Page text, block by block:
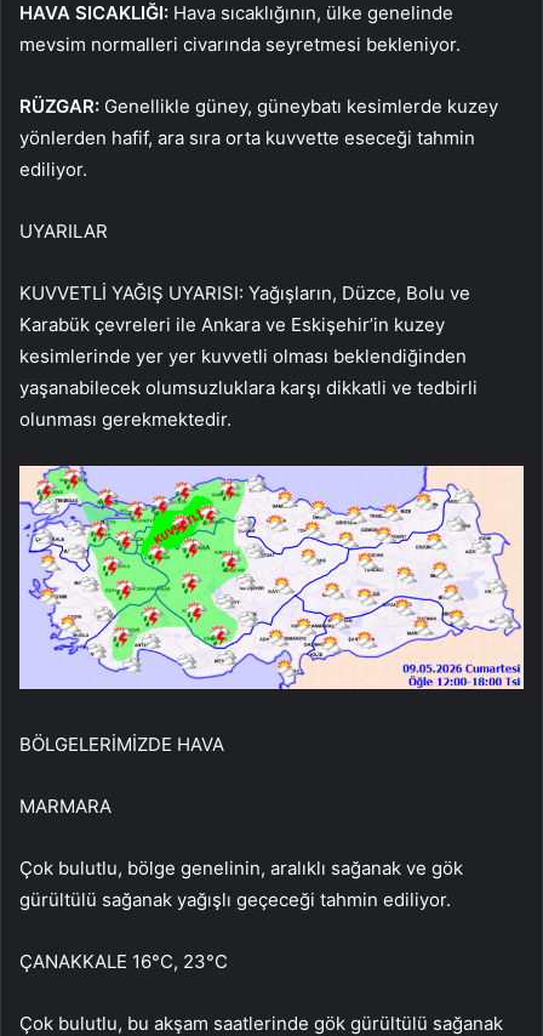
HAVA SICAKLIĞI: Hava sıcaklığının, ülke genelinde
mevsim normalleri civarında seyretmesi bekleniyor.
RÜZGAR: Genellikle güney, güneybatı kesimlerde kuzey
yönlerden hafif, ara sıra orta kuvvette eseceği tahmin
ediliyor.
UYARILAR
KUVVETLİ YAĞIŞ UYARISI: Yağışların, Düzce, Bolu ve
Karabük çevreleri ile Ankara ve Eskişehir’in kuzey
kesimlerinde yer yer kuvvetli olması beklendiğinden
yaşanabilecek olumsuzluklara karşı dikkatli ve tedbirli
olunması gerekmektedir.
BÖLGELERİMİZDE HAVA
MARMARA
Çok bulutlu, bölge genelinin, aralıklı sağanak ve gök
gürültülü sağanak yağışlı geçeceği tahmin ediliyor.
ÇANAKKALE 16°C, 23°C
Çok bulutlu, bu akşam saatlerinde gök gürültülü sağanak